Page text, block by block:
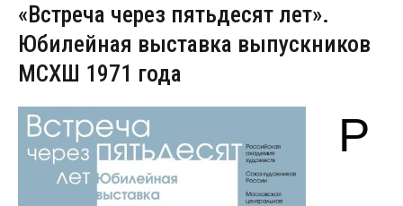
«Встреча через пятьдесят лет».
Юбилейная выставка выпускников
МСХШ 1971 года
Р